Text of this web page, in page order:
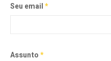
Seu email*
Assunto*